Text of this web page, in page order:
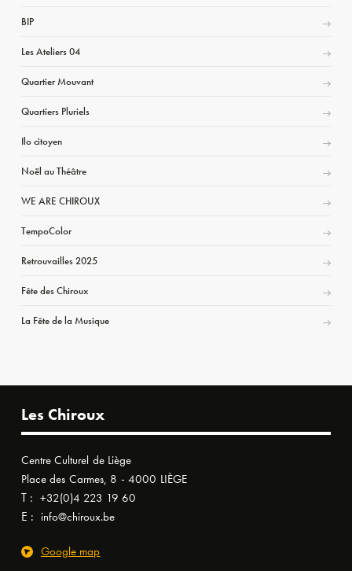
BIP
Les Ateliers 04
Quartier Mouvant
Quartiers Pluriels
Ilo citoyen
Noël au Théâtre
WE ARE CHIROUX
TempoColor
Retrouvailles 2025
Fête des Chiroux
La Fête de la Musique
Les Chiroux
Centre Culturel de Liège
Place des Carmes, 8 - 4000 LIÈGE
T : +32(0)4 223 19 60
E : info@chiroux.be
Google map